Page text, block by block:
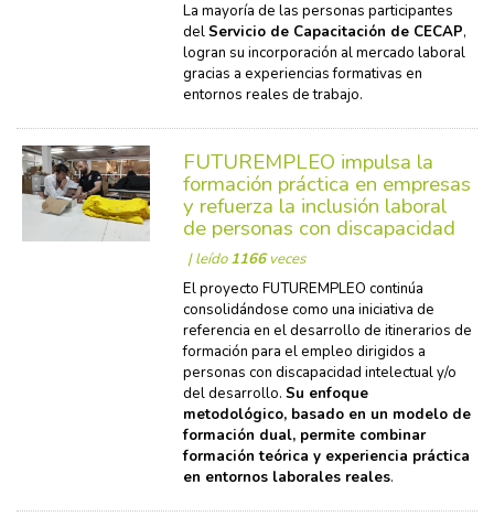
La mayoría de las personas participantes
delServicio de Capacitación de CECAP,
logran su incorporación al mercado laboral
gracias a experiencias formativas en
entornos reales de trabajo.
FUTUREMPLEO impulsa la
formación práctica en empresas
y refuerza la inclusión laboral
de personas con discapacidad
| leído1166veces
El proyecto FUTUREMPLEO continúa
consolidándose como una iniciativa de
referencia en el desarrollo de itinerarios de
formación para el empleo dirigidos a
personas con discapacidad intelectual y/o
del desarrollo. Su enfoque
metodológico, basado en un modelo de
formación dual, permite combinar
formación teórica y experiencia práctica
en entornos laborales reales.